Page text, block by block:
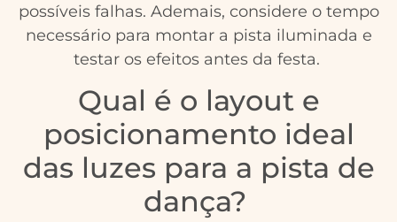
possíveis falhas. Ademais, considere o tempo
necessário para montar a pista iluminada e
testar os efeitos antes da festa.
Qual é o layout e
posicionamento ideal
das luzes para a pista de
dança?